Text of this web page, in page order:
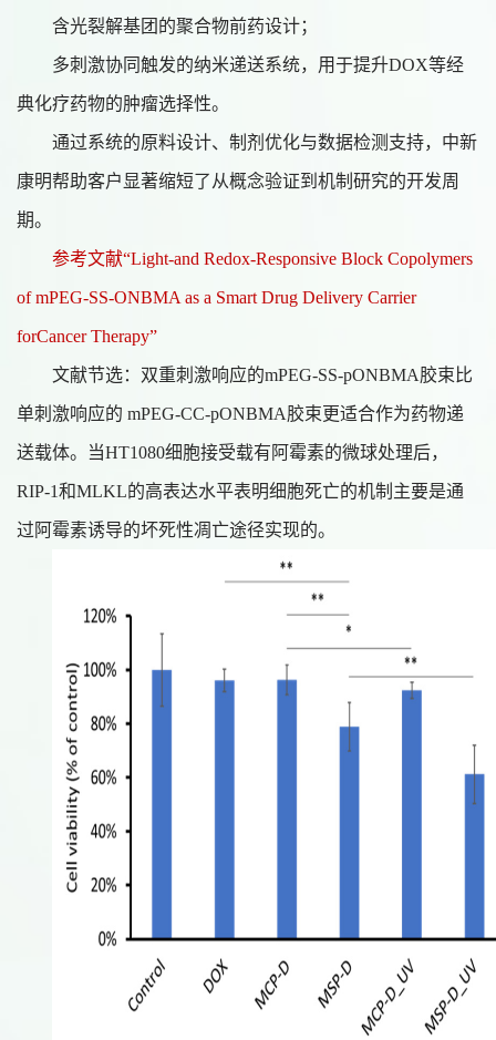
含光裂解基团的聚合物前药设计；
多刺激协同触发的纳米递送系统，用于提升DOX等经
典化疗药物的肿瘤选择性。
通过系统的原料设计、制剂优化与数据检测支持，中新
康明帮助客户显著缩短了从概念验证到机制研究的开发周
期。
参考文献“Light-and Redox-Responsive Block Copolymers
of mPEG-SS-ONBMA as a Smart Drug Delivery Carrier
forCancer Therapy”
文献节选：双重刺激响应的mPEG-SS-pONBMA胶束比
单刺激响应的 mPEG-CC-pONBMA胶束更适合作为药物递
送载体。当HT1080细胞接受载有阿霉素的微球处理后，
RIP-1和MLKL的高表达水平表明细胞死亡的机制主要是通
过阿霉素诱导的坏死性凋亡途径实现的。